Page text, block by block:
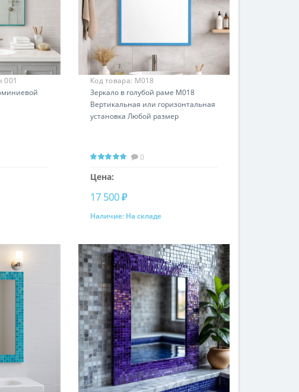
001
Код товара: М018
Зеркало в голубой раме М018
Вертикальная или горизонтальная
установка Любой размер
0
Цена:
17 500 ₽
Купить
Наличие: На складе